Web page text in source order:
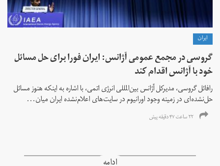
ايران
گروسی در مجمع عمومی آژانس: ایران فورا برای حل مسائل
خود با آژانس اقدام کند
رافائل گروسی، مدیرکل آژانس بین‌المللی انرژی اتمی، با اشاره به اینکه هنوز مسائل
حل‌نشده‌ای در زمینه وجود اورانیوم در سایت‌های اعلام‌نشده ایران میان...
۲۲ ساعت ۴۷ دقیقه پیش